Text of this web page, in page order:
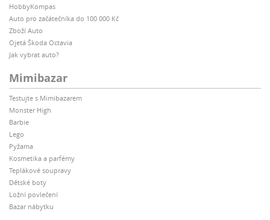
HobbyKompas
Auto pro začátečníka do 100 000 Kč
Zboží Auto
Ojetá Škoda Octavia
Jak vybrat auto?
Mimibazar
Testujte s Mimibazarem
Monster High
Barbie
Lego
Pyžama
Kosmetika a parfémy
Teplákové soupravy
Dětské boty
Ložní povlečení
Bazar nábytku